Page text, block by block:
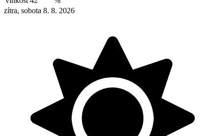
zítra, sobota 8. 8. 2026